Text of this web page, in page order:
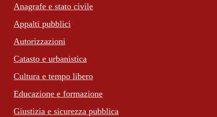
Anagrafe e stato civile
Appalti pubblici
Autorizzazioni
Catasto e urbanistica
Cultura e tempo libero
Educazione e formazione
Giustizia e sicurezza pubblica